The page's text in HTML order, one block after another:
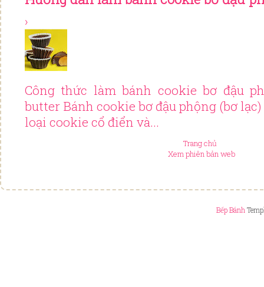
›
Công thức làm bánh cookie bơ đậu
butter Bánh cookie bơ đậu phộng (bơ
loại cookie cổ điển và...
Trang chủ
Xem phiên bản web
Bếp Bánh